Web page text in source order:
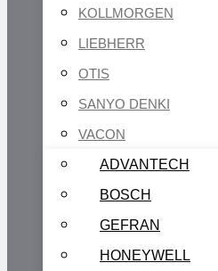
KOLLMORGEN
LIEBHERR
OTIS
SANYO DENKI
VACON
ADVANTECH
BOSCH
GEFRAN
HONEYWELL